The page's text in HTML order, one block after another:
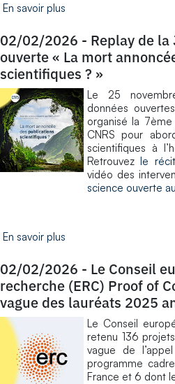
En savoir plus
02/02/2026 - Replay de
ouverte « La mort
scientifiques ? »
Le 25
données
organisé la
CNRS pour
scientifiques à
Retrouvezle
vidéo des
science ouverte
En savoir plus
02/02/2026 - Le Conseil
recherche (ERC) Proof of
vague des lauréats 2025
Le Conseil
retenu 136
vague de
programme
France et 6 dont